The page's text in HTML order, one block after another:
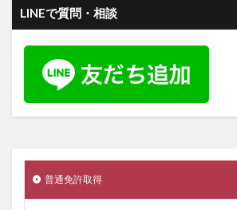
LINEで質問・相談
普通免許取得